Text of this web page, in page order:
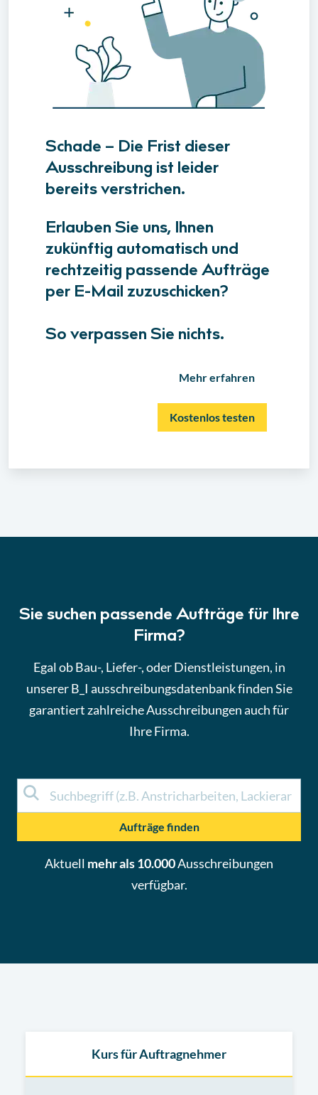
Schade – Die Frist dieser
Ausschreibung ist leider
bereits verstrichen.
Erlauben Sie uns, Ihnen
zukünftig automatisch und
rechtzeitig passende Aufträge
per E-Mail zuzuschicken?
So verpassen Sie nichts.
Mehr erfahren
Kostenlos testen
Sie suchen passende Aufträge für Ihre
Firma?
Egal ob Bau-, Liefer-, oder Dienstleistungen, in
unserer B_I ausschreibungsdatenbank finden Sie
garantiert zahlreiche Ausschreibungen auch für
Ihre Firma.
Aufträge finden
Aktuell mehr als 10.000Ausschreibungen
verfügbar.
Kurs für Auftragnehmer